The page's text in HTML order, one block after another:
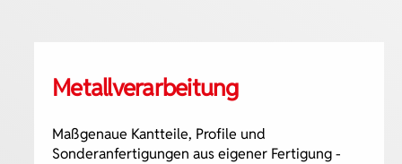
Metallverarbeitung
Maßgenaue Kantteile, Profile und
Sonderanfertigungen aus eigener Fertigung -